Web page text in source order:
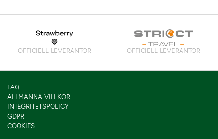
OFFICIELL LEVERANTÖR OFFICIELL LEVERANTÖR
FAQ
ALLMÄNNA VILLKOR
INTEGRITETSPOLICY
GDPR
COOKIES